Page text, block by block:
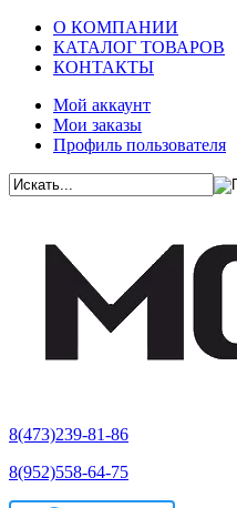
О КОМПАНИИ
КАТАЛОГ ТОВАРОВ
КОНТАКТЫ
Мой аккаунт
Мои заказы
Профиль пользователя
8(473)239-81-86
8(952)558-64-75